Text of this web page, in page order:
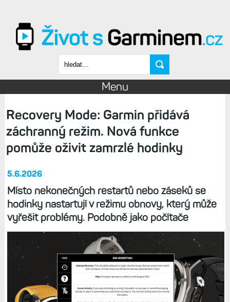
Vyhledávání
Menu
Recovery Mode: Garmin přidává
záchranný režim. Nová funkce
pomůže oživit zamrzlé hodinky
5.6.2026
Místo nekonečných restartů nebo záseků se
hodinky nastartují v režimu obnovy, který může
vyřešit problémy. Podobně jako počítače